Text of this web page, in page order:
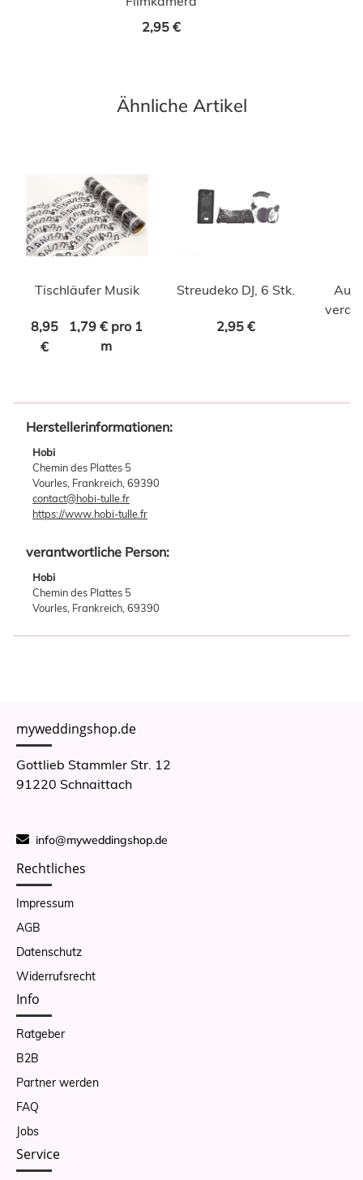
2,95 €
Ähnliche Artikel
Tischläufer Musik
8,95
€
1,79 € pro 1
m
Streudeko DJ, 6 Stk.
2,95 €
Herstellerinformationen:
Hobi
Chemin des Plattes 5
Vourles, Frankreich, 69390
contact@hobi-tulle.fr
https://www.hobi-tulle.fr
verantwortliche Person:
Hobi
Chemin des Plattes 5
Vourles, Frankreich, 69390
myweddingshop.de
Gottlieb Stammler Str. 12
91220 Schnaittach
info@myweddingshop.de
Rechtliches
Impressum
AGB
Datenschutz
Widerrufsrecht
Info
Ratgeber
B2B
Partner werden
FAQ
Jobs
Service